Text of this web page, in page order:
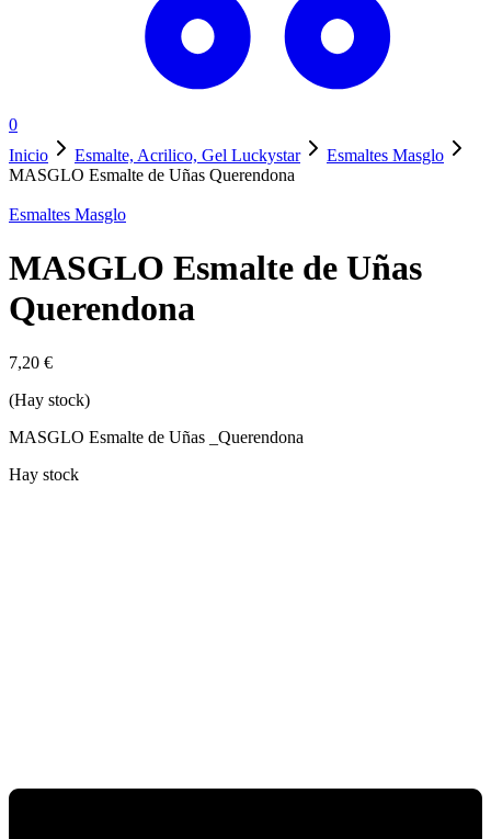
0
Inicio
Esmalte, Acrilico, Gel Luckystar
Esmaltes Masglo
MASGLO Esmalte de Uñas Querendona
Esmaltes Masglo
MASGLO Esmalte de Uñas
Querendona
7,20 €
(Hay stock)
MASGLO Esmalte de Uñas _Querendona
Hay stock